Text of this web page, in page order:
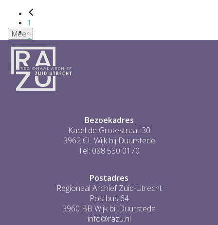
1
...
2
3
4
5
6
...
Meer
Bezoekadres
Karel de Grotestraat 30
3962 CL Wijk bij Duurstede
Tel: 088 530 0170
Postadres
Regionaal Archief Zuid-Utrecht
Postbus 64
3960 BB Wijk bij Duurstede
info@razu.nl